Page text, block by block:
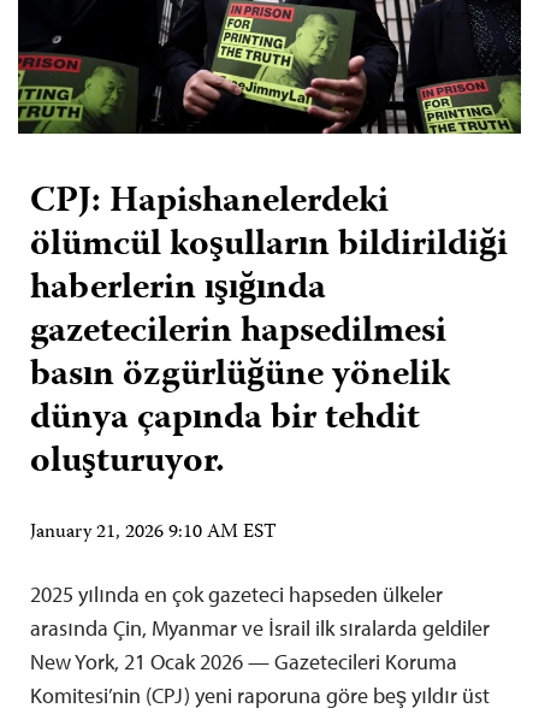
CPJ: Hapishanelerdeki
ölümcül koşulların bildirildiği
haberlerin ışığında
gazetecilerin hapsedilmesi
basın özgürlüğüne yönelik
dünya çapında bir tehdit
oluşturuyor.
January 21, 2026 9:10 AM EST
2025 yılında en çok gazeteci hapseden ülkeler
arasında Çin, Myanmar ve İsrail ilk sıralarda geldiler
New York, 21 Ocak 2026 — Gazetecileri Koruma
Komitesi’nin (CPJ) yeni raporuna göre beş yıldır üst